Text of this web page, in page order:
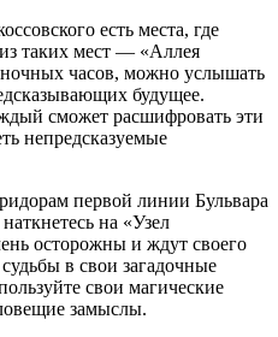
есть места, где
таких мест — «Аллея
часов, можно услышать
будущее.
сможет расшифровать эти
непредсказуемые
первой линии Бульвара
на «Узел
осторожны и ждут своего
в свои загадочные
свои магические
замыслы.